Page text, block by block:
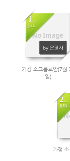
No Image
19
JUL
by 운영자
1260
가정 소그룹교안(7월
일)
28
JUN
가정